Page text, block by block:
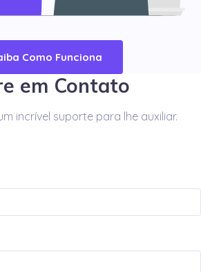
Como Funciona
em Contato
incrível suporte para lhe auxiliar.